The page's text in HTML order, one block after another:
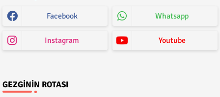
Facebook Whatsapp
Instagram Youtube
GEZGININ ROTASI